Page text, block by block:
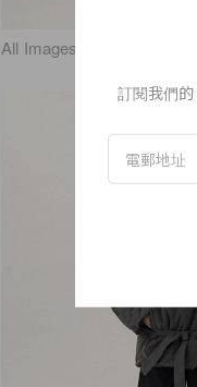
All Images from Lemaire
訂閱我們